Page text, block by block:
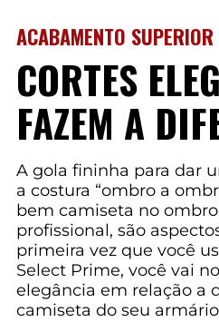
ACABAMENTO SUPERIOR
CORTES
FAZEM A
A gola fininha para dar
a costura “ombro a
bem camiseta no
profissional, são
primeira vez que você
Select Prime, você vai
elegância em relação a
camiseta do seu